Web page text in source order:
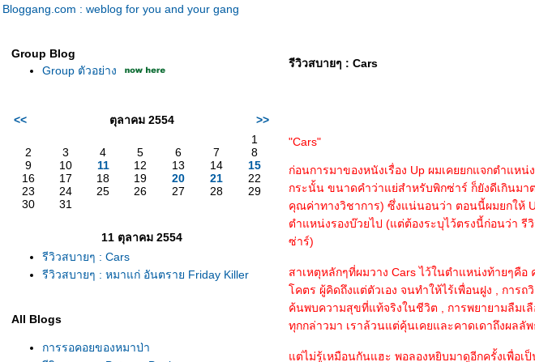
Bloggang.com : weblog for you and your gang
Group Blog
Group ตัวอย่าง
<< ตุลาคม 2554
>>
1
2
3 4 5 6 7
8
9
10 11 12 13 14
15
16
17 18 19 20 21
22
23
24 25 26 27 28
29
30
31
11 ตุลาคม 2554
รีวิวสบายๆ : Cars
รีวิวสบายๆ : หมาแก่ อันตราย Friday Killer
All Blogs
การรอคอยของหมาป่า
รีวิวสบายๆ : Cars
"Cars"
ก่อนการมาของหนังเรื่อง Up ผมเคยยกแจกตำแห
กระนั้น ขนาดคำว่าแย่สำหรับพิกซ่าร์ ก็ยังดีเกินม
คุณค่าทางวิชาการ) ซึ่งแน่นอนว่า ตอนนี้ผมยกให้
ตำแหน่งรองบ๊วยไป (แต่ต้องระบุไว้ตรงนี้ก่อนว่า
ซ่าร์)
สาเหตุหลักๆที่ผมวาง Cars ไว้ในตำแหน่งท้ายๆคือ
คตร ผู้คิดถึงแต่ตัวเอง จนทำให้ไร้เพื่อนฝูง , การ
ค้นพบความสุขที่แท้จริงในชีวิต , การพยายามลืมเ
ทุกกล่าวมา เราล้วนแต่คุ้นเคยและคาดเดาถึงผลลั
ต่ไม่รู้เหมือนกันแฮะ พอลองหยิบมาดูอีกครั้งเพื่อเ